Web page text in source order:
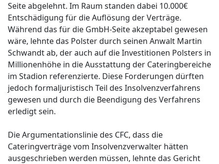
Seite abgelehnt. Im Raum standen dabei 10.000€
Entschädigung für die Auflösung der Verträge.
Während das für die GmbH-Seite akzeptabel gewesen
wäre, lehnte das Polster durch seinen Anwalt Martin
Schwandt ab, der auch auf die Investitionen Polsters in
Millionenhöhe in die Ausstattung der Cateringbereiche
im Stadion referenzierte. Diese Forderungen dürften
jedoch formaljuristisch Teil des Insolvenzverfahrens
gewesen und durch die Beendigung des Verfahrens
erledigt sein.
Die Argumentationslinie des CFC, dass die
Cateringverträge vom Insolvenzverwalter hätten
ausgeschrieben werden müssen, lehnte das Gericht